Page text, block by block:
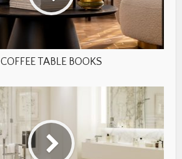
COFFEE TABLE BOOKS